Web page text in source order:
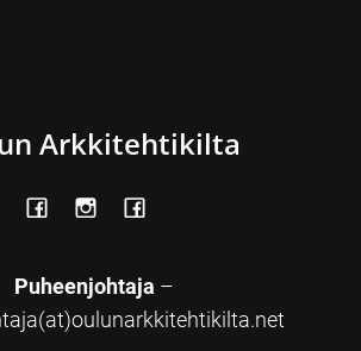
Arkkitehtikilta
Puheenjohtaja –